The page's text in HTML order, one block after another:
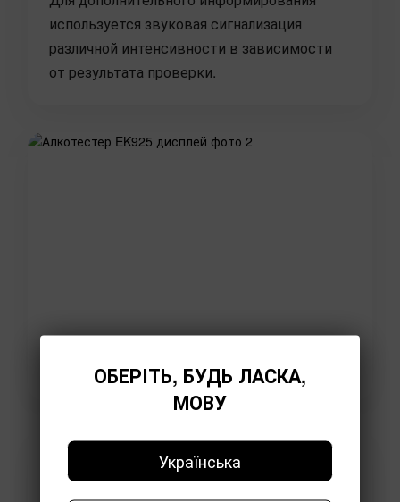
используется звуковая сигнализация
различной интенсивности в зависимости
от результата проверки.
Сохранение и передача
результатов
ОБЕРІТЬ, БУДЬ ЛАСКА,
МОВУ
Українська